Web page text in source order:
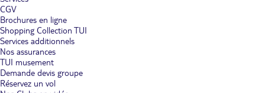
CGV
Brochures en ligne
Shopping Collection TUI
Services additionnels
Nos assurances
TUI musement
Demande devis groupe
Réservez un vol